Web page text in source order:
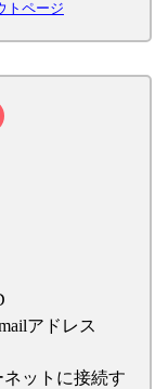
トページ
アドレス
ネットに接続す